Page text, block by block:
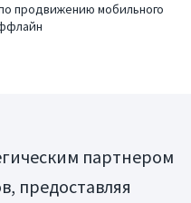
продвижению мобильного
партнером
предоставляя